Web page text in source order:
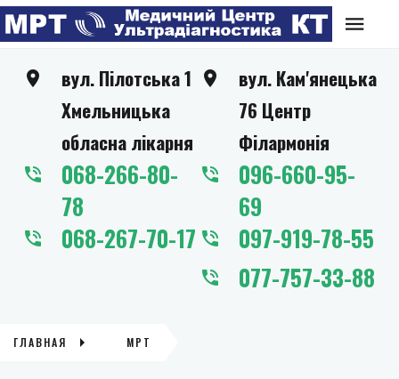
вул. Пілотська 1
Хмельницька
обласна лікарня
068-266-80-
78
068-267-70-17
вул. Кам'янецька
76 Центр
Філармонія
096-660-95-
69
097-919-78-55
077-757-33-88
ГЛАВНАЯ МРТ